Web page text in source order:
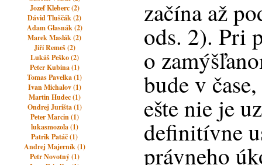
Jozef Kleberc (2)
Dávid Tluščák (2)
Adam Glasnák (2)
Marek Maslák (2)
Jiří Remeš (2)
Lukáš Peško (2)
Peter Kubina (1)
Tomas Pavelka (1)
Ivan Michalov (1)
Martin Hudec (1)
Ondrej Jurišta (1)
Peter Marcin (1)
lukasmozola (1)
Patrik Patáč (1)
Andrej Majerník (1)
Petr Novotný (1)
začína až
ods. 2). Pri
o
bude v
ešte nie je
definitívne
právneho